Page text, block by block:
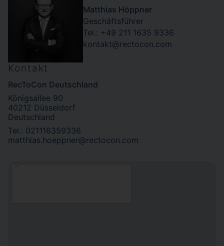
Matthias Höppner
Geschäftsführer
Tel.: +49 211 1635 9336
kontakt@rectocon.com
Kontakt
RecToCon Deutschland
Königsallee 90
40212 Düsseldorf
Deutschland
Tel.: 021116359336
matthias.hoeppner@rectocon.com